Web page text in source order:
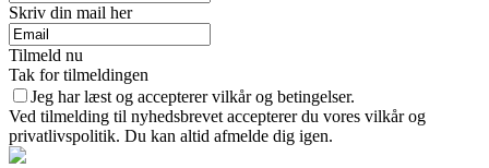
Skriv din mail her
Tilmeld nu
Tak for tilmeldingen
Jeg har læst og accepterer vilkår og betingelser.
Ved tilmelding til nyhedsbrevet accepterer du vores vilkår og
privatlivspolitik. Du kan altid afmelde dig igen.